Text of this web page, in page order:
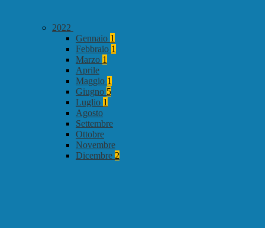
2022
Gennaio 1
Febbraio 1
Marzo 1
Aprile
Maggio 1
Giugno 5
Luglio 1
Agosto
Settembre
Ottobre
Novembre
Dicembre 2